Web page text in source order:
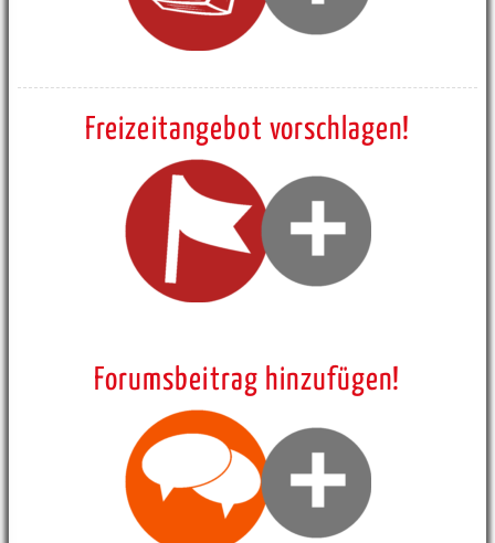
Freizeitangebot vorschlagen!
Forumsbeitrag hinzufügen!